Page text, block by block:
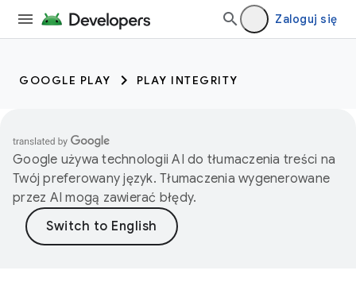
Zaloguj się
GOOGLE PLAY PLAY INTEGRITY
Google używa technologii AI do tłumaczenia treści na
Twój preferowany język. Tłumaczenia wygenerowane
przez AI mogą zawierać błędy.